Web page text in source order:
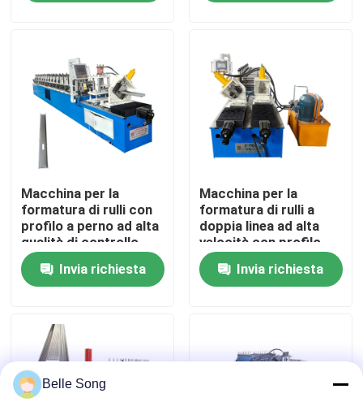
Giro della fabbrica
Controllo di qualità
Contattici
Notizie
Casi
rotolo dello strato del tetto che forma macchina
Rotolo di doppio strato che forma macchina
Macchina per la
formatura di rulli con
profilo a perno ad alta
qualità di controllo
PLC di punzonatura
idraulicaInvia richiesta
Macchina per la
formatura di rulli a
doppia linea ad alta
velocità con profilo
Poular del Messico
Invia richiesta
Belle Song